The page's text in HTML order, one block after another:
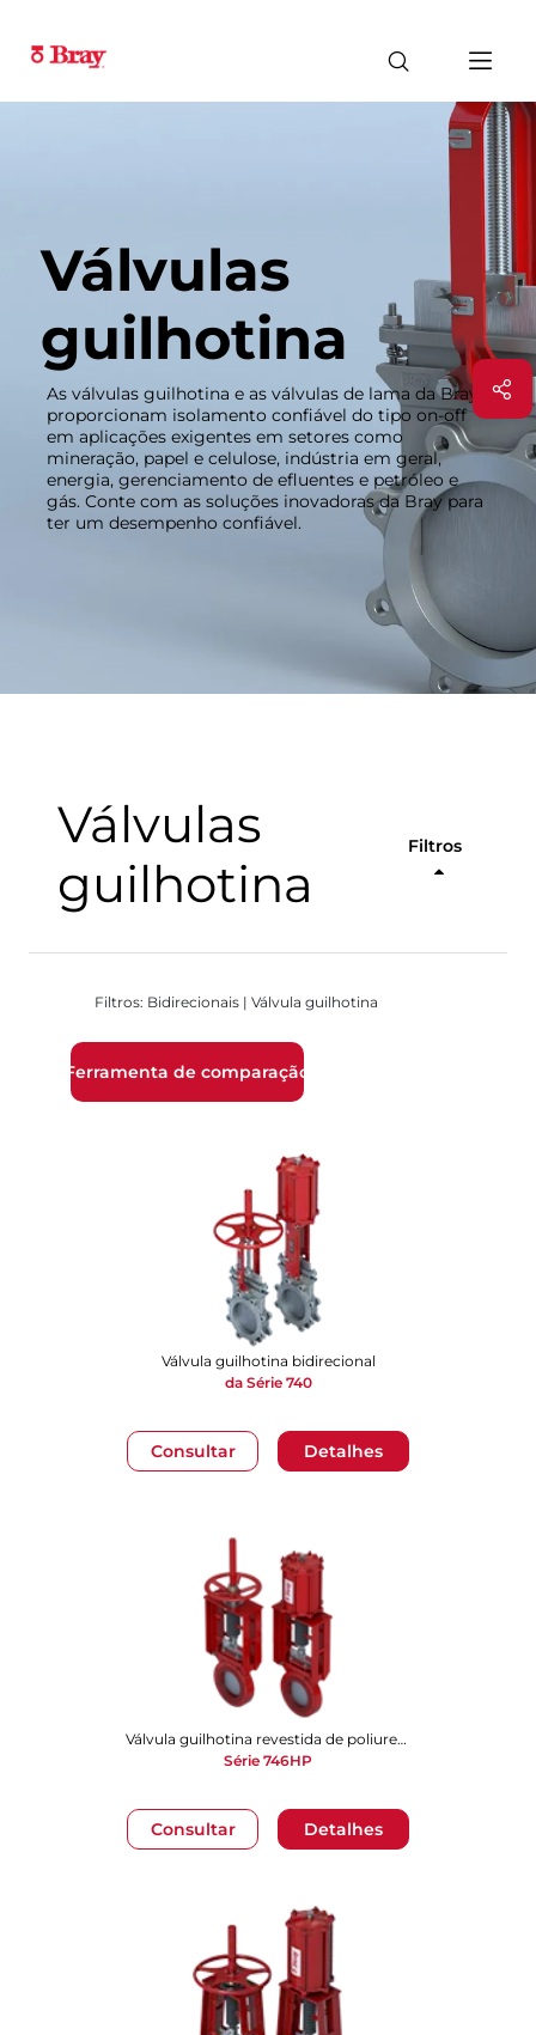
Válvulas
guilhotina
As válvulas guilhotina e as válvulas de lama da Bray
proporcionam isolamento confiável do tipo on-off
em aplicações exigentes em setores como
mineração, papel e celulose, indústria em geral,
energia, gerenciamento de efluentes e petróleo e
gás. Conte com as soluções inovadoras da Bray para
ter um desempenho confiável.
Válvulas
guilhotina
Filtros
Filtros: Bidirecionais | Válvula guilhotina
Ferramenta de comparação
Consultar Detalhes
Válvula guilhotina bidirecional
da Série 740
Consultar Detalhes
Válvula guilhotina revestida de poliuretano bidirecional
Série 746HP